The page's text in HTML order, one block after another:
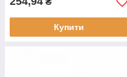
Купити